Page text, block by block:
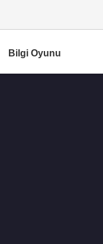
Bilgi Oyunu